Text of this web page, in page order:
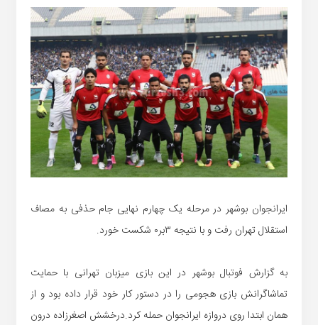
ایرانجوان بوشهر در مرحله یک چهارم نهایی جام حذفی به مصاف
استقلال تهران رفت و با نتیجه ۳بر۰ شکست خورد.
به گزارش فوتبال بوشهر در این بازی میزبان تهرانی با حمایت
تماشاگرانش بازی هجومی را در دستور کار خود قرار داده بود و از
همان ابتدا روی دروازه ایرانجوان حمله کرد.درخشش اصغرزاده درون